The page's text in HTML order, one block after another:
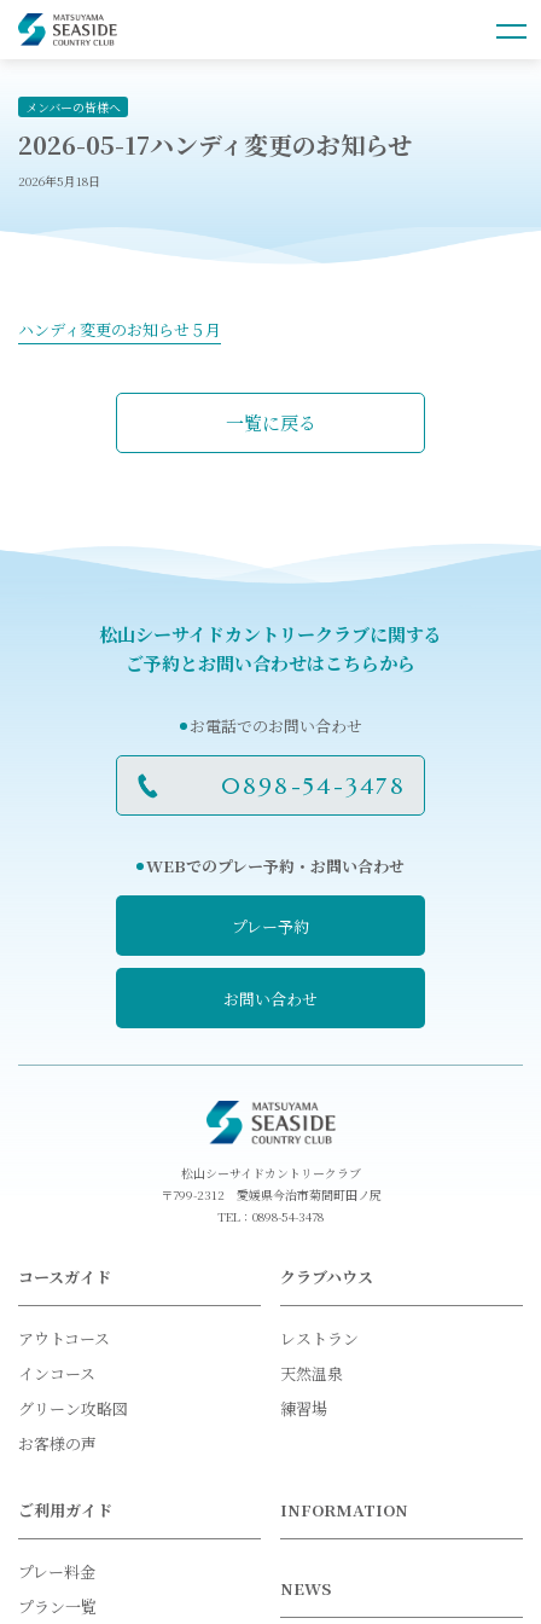
メンバーの皆様へ
2026-05-17ハンディ変更のお知らせ
2026年5月18日
ハンディ変更のお知らせ５月
一覧に戻る
松山シーサイドカントリークラブに関する
ご予約とお問い合わせはこちらから
お電話でのお問い合わせ
0898-54-3478
WEBでのプレー予約・お問い合わせ
プレー予約
お問い合わせ
松山シーサイドカントリークラブ
〒799-2312 愛媛県今治市菊間町田ノ尻
TEL： 0898-54-3478
コースガイド
アウトコース
インコース
グリーン攻略図
お客様の声
クラブハウス
レストラン
天然温泉
練習場
ご利用ガイド
プレー料金
プラン一覧
INFORMATION
NEWS